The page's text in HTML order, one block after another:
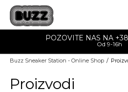
POZOVITE NAS NA
Od 9-16h
Buzz Sneaker Station - Online Shop
Proizvodi